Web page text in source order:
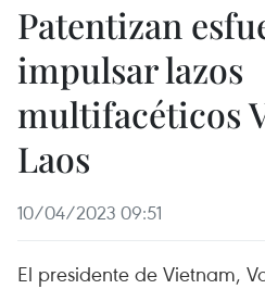
Patentizan
impulsar lazos
multifacéticos
Laos
10/04/2023 09:51
El presidente de Vietnam,